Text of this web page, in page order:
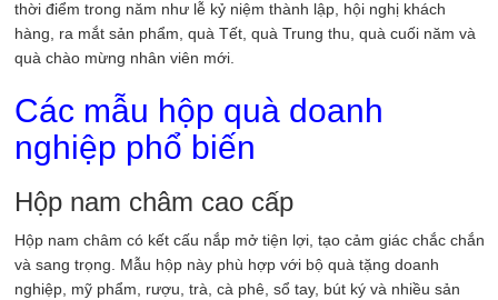
thời điểm trong năm như lễ kỷ niệm thành lập, hội nghị khách
hàng, ra mắt sản phẩm, quà Tết, quà Trung thu, quà cuối năm và
quà chào mừng nhân viên mới.
Các mẫu hộp quà doanh
nghiệp phổ biến
Hộp nam châm cao cấp
Hộp nam châm có kết cấu nắp mở tiện lợi, tạo cảm giác chắc chắn
và sang trọng. Mẫu hộp này phù hợp với bộ quà tặng doanh
nghiệp, mỹ phẩm, rượu, trà, cà phê, sổ tay, bút ký và nhiều sản